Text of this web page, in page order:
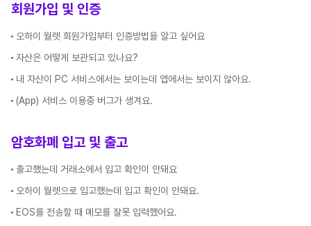
회원가입 및 인증
오하이 월렛 회원가입부터 인증방법을 알고 싶어요
자산은 어떻게 보관되고 있나요?
내 자산이 PC 서비스에서는 보이는데 앱에서는 보이지 않아요.
(App) 서비스 이용중 버그가 생겨요.
암호화폐 입고 및 출고
출고했는데 거래소에서 입고 확인이 안돼요
오하이 월렛으로 입고했는데 입고 확인이 안돼요.
EOS를 전송할 때 메모를 잘못 입력했어요.